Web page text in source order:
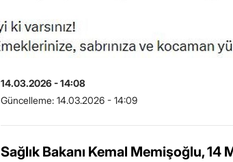
14.03.2026 - 14:08
Güncelleme: 14.03.2026 - 14:09
Sağlık Bakanı Kemal Memişoğlu, 14